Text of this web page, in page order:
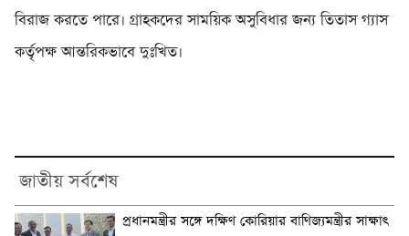
বিরাজ করতে পারে। গ্রাহকদের সাময়িক অসুবিধার জন্য তিতাস গ্যাস
কর্তৃপক্ষ আন্তরিকভাবে দুঃখিত।
জাতীয় সর্বশেষ
প্রধানমন্ত্রীর সঙ্গে দক্ষিণ কোরিয়ার বাণিজ্যমন্ত্রীর সাক্ষাৎ